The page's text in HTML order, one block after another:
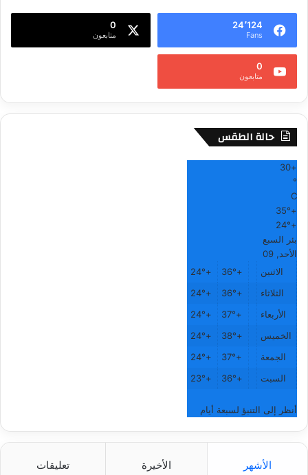
24٬124
Fans
0
متابعون
0
متابعون
حالة الطقس
+
30
°
C
+
35°
+
24°
بئر السبع
الأحد, 09
الاثنين
+
36°
+
24°
الثلاثاء
+
36°
+
24°
الأربعاء
+
37°
+
24°
الخميس
+
38°
+
24°
الجمعة
+
37°
+
24°
السبت
+
36°
+
23°
أنظر إلى التنبؤ لسبعة أيام
الأشهر الأخيرة تعليقات